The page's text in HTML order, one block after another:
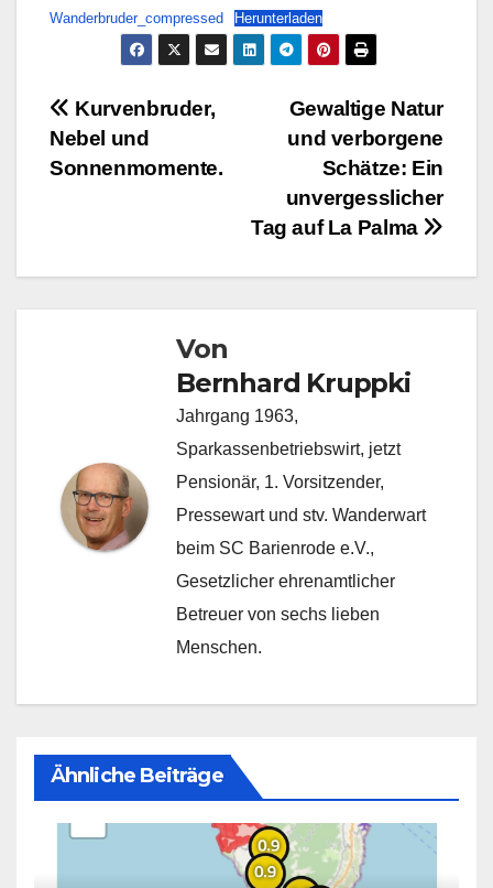
Wanderbruder_compressed
Herunterladen
BeitragsnavigationGewaltige Natur
und verborgene
Schätze: Ein
unvergesslicher
Tag auf La Palma
Kurvenbruder,
Nebel und
Sonnenmomente.
Von
Bernhard Kruppki
Jahrgang 1963,
Sparkassenbetriebswirt, jetzt
Pensionär, 1. Vorsitzender,
Pressewart und stv. Wanderwart
beim SC Barienrode e.V.,
Gesetzlicher ehrenamtlicher
Betreuer von sechs lieben
Menschen.
Ähnliche Beiträge